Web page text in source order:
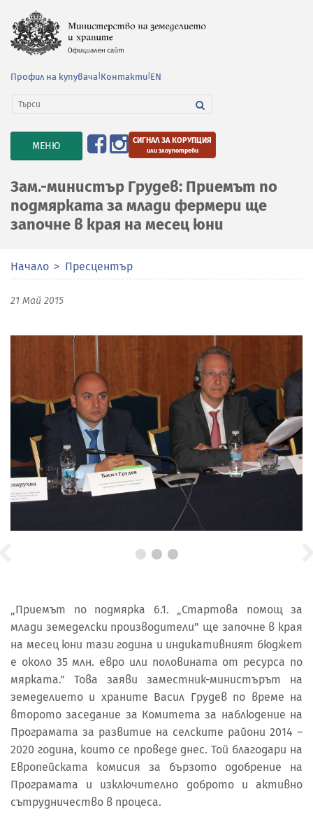
Профил на купувача Контакти EN
TOGGLE
NAVIGATION
МЕНЮ СИГНАЛ ЗА КОРУПЦИЯ
или злоупотреби
Зам.-министър Грудев: Приемът по
подмярката за млади фермери ще
започне в края на месец юни
Начало Пресцентър
21 Май 2015
„Приемът по подмярка 6.1. „Стартова помощ за
млади земеделски производители” ще започне в края
на месец юни тази година и индикативният бюджет
е около 35 млн. евро или половината от ресурса по
мярката.” Това заяви заместник-министърът на
земеделието и храните Васил Грудев по време на
второто заседание за Комитета за наблюдение на
Програмата за развитие на селските райони 2014 –
2020 година, които се проведе днес. Той благодари на
Европейската комисия за бързото одобрение на
Програмата и изключително доброто и активно
сътрудничество в процеса.